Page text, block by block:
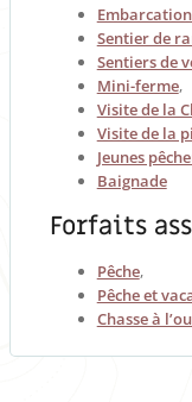
Sentier de
Sentiers de
Mini-ferme,
Visite de la
Visite de la
Jeunes
Baignade
Forfaits
Pêche,
Pêche et
Chasse à